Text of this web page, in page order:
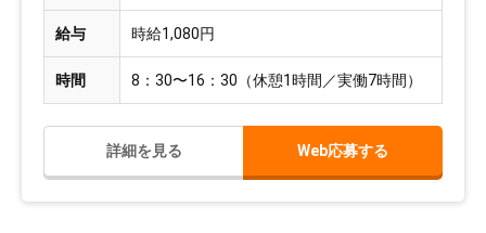
給与 時給1,080円
時間 8：30〜16：30（休憩1時間／実働7時間）
詳細を見る Web応募する